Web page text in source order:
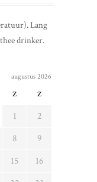
Lang
drinker.
augustus 2026
Z Z
1
2
8
9
15
16